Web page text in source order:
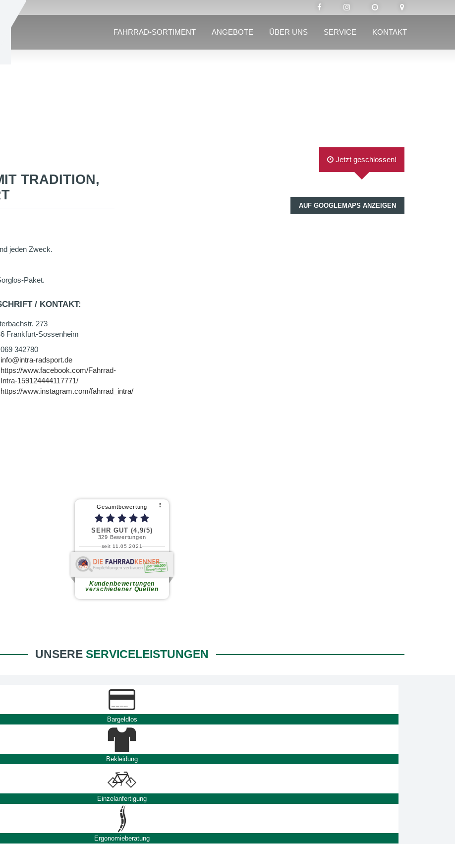
FAHRRAD-SORTIMENT ANGEBOTE ÜBER UNS SERVICE KONTAKT
TRADITION,
jeden Zweck.
Paket.
/ KONTAKT:
273
Frankfurt-Sossenheim
069 342780
info@intra-radsport.de
https://www.facebook.com/Fahrrad-
Intra-159124444117771/
https://www.instagram.com/fahrrad_intra/
AUF GOOGLEMAPS ANZEIGEN
Jetzt geschlossen!
Gesamtbewertung ⠇
SEHR GUT (4,9/5)
329 Bewertungen
seit 11.05.2021
Kundenbewertungen
verschiedener Quellen
Andreas Neufahrt (.
Ich habe kürzlich mein neues
Gravel-Bike in diesem
familiengeführten Fahrradladen...
weiterlesen
UNSERE SERVICELEISTUNGEN
Bargeldlos
Bekleidung
Einzelanfertigung
Ergonomieberatung